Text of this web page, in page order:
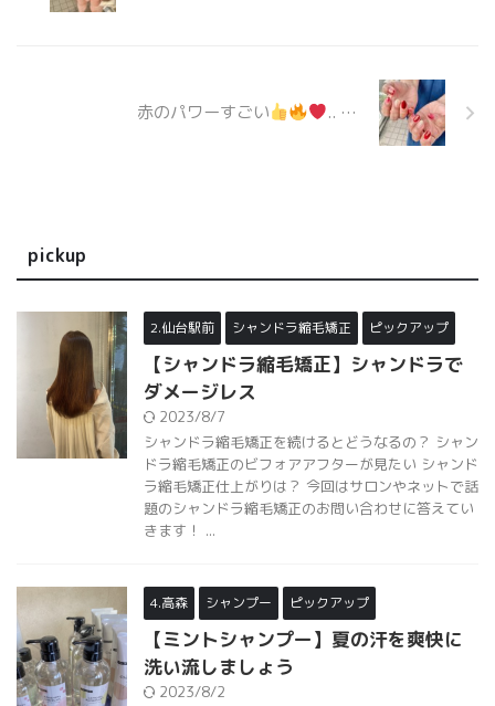
赤のパワーすごい .. …
pickup
2.仙台駅前 シャンドラ縮毛矯正 ピックアップ
【シャンドラ縮毛矯正】シャンドラで
ダメージレス
2023/8/7
シャンドラ縮毛矯正を続けるとどうなるの？ シャン
ドラ縮毛矯正のビフォアアフターが見たい シャンド
ラ縮毛矯正仕上がりは？ 今回はサロンやネットで話
題のシャンドラ縮毛矯正のお問い合わせに答えてい
きます！ ...
4.高森 シャンプー ピックアップ
【ミントシャンプー】夏の汗を爽快に
洗い流しましょう
2023/8/2